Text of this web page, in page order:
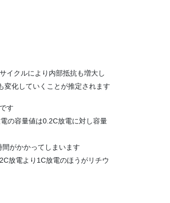
イクルにより内部抵抗も増大し
変化していくことが推定されます
す
の容量値は0.2C放電に対し容量
がかかってしまいます
放電より1C放電のほうがリチウ